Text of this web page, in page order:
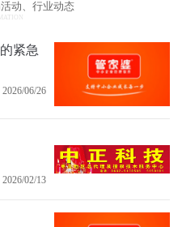
动、行业动态
紧急
2026/06/26
2026/02/13